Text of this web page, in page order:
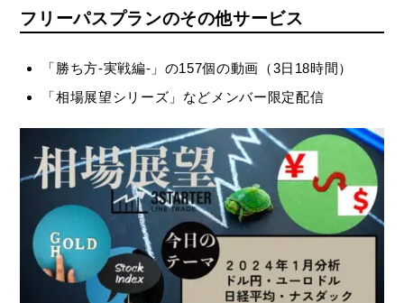
フリーパスプランのその他サービス
「勝ち方-実戦編-」の157個の動画（3日18時間）
「相場展望シリーズ」などメンバー限定配信